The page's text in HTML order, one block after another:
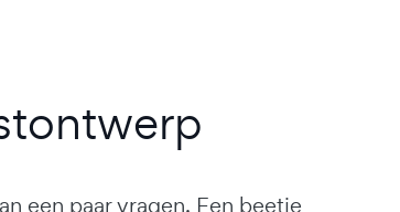
een paar vragen. Een beetje